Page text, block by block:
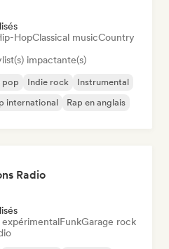
HopClassical musicCountry
impactante(s)
pop Indie rock
Instrumental
international Rap en anglais
Radio
expérimentalFunkGarage rock